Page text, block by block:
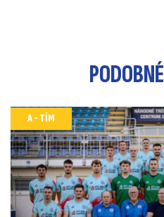
PODOBNÉ
A - TÍM